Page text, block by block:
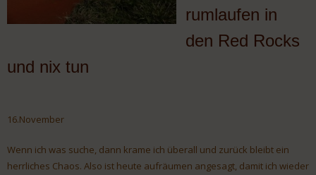
rumlaufen in
den Red Rocks
und nix tun
16.November
Wenn ich was suche, dann krame ich überall und zurück bleibt ein
herrliches Chaos. Also ist heute aufräumen angesagt, damit ich wieder